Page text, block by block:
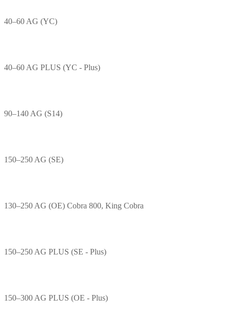
40–60 AG (YC)
40–60 AG PLUS (YC - Plus)
90–140 AG (S14)
150–250 AG (SE)
130–250 AG (OE) Cobra 800, King Cobra
150–250 AG PLUS (SE - Plus)
150–300 AG PLUS (OE - Plus)